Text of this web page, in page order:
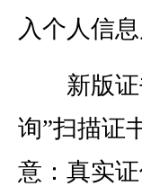
入个人信息
新版证
询”扫描证
意：真实